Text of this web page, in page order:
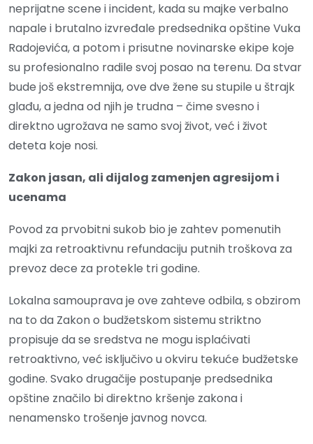
neprijatne scene i incident, kada su majke verbalno
napale i brutalno izvređale predsednika opštine Vuka
Radojevića, a potom i prisutne novinarske ekipe koje
su profesionalno radile svoj posao na terenu. Da stvar
bude još ekstremnija, ove dve žene su stupile u štrajk
glađu, a jedna od njih je trudna – čime svesno i
direktno ugrožava ne samo svoj život, već i život
deteta koje nosi.
Zakon jasan, ali dijalog zamenjen agresijom i
ucenama
Povod za prvobitni sukob bio je zahtev pomenutih
majki za retroaktivnu refundaciju putnih troškova za
prevoz dece za protekle tri godine.
Lokalna samouprava je ove zahteve odbila, s obzirom
na to da Zakon o budžetskom sistemu striktno
propisuje da se sredstva ne mogu isplaćivati
retroaktivno, već isključivo u okviru tekuće budžetske
godine. Svako drugačije postupanje predsednika
opštine značilo bi direktno kršenje zakona i
nenamensko trošenje javnog novca.